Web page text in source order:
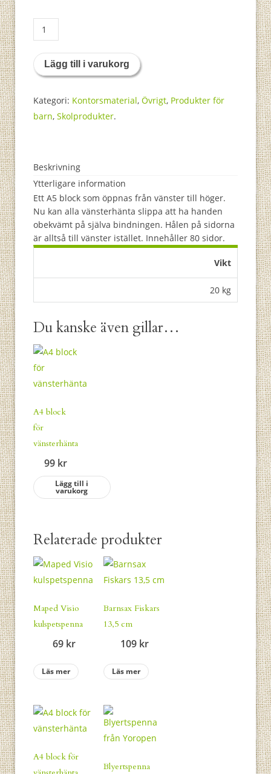
block
linjerat
mängd
Lägg till i varukorg
Kategori: Kontorsmaterial, Övrigt, Produkter för
barn, Skolprodukter.
Beskrivning
Ytterligare information
Ett A5 block som öppnas från vänster till höger.
Nu kan alla vänsterhänta slippa att ha handen
obekvämt på själva bindningen. Hålen på sidorna
är alltså till vänster istället. Innehåller 80 sidor.
Vikt
20 kg
Du kanske även gillar…
A4 block
för
vänsterhänta
99 kr
Lägg till i
varukorg
Relaterade produkter
Maped Visio
kulspetspenna
69 kr
Läs mer
Barnsax Fiskars
13,5 cm
109 kr
Läs mer
A4 block för
Blyertspenna